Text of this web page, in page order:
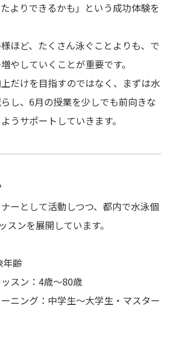
よりできるかも」という成功体験を
ほど、たくさん泳ぐことよりも、で
やしていくことが重要です。
だけを目指すのではなく、まずは水
し、6月の授業を少しでも前向きな
うサポートしていきます。
ーとして活動しつつ、都内で水泳個
スンを展開しています。
年齢
スン：4歳〜80歳
ニング：中学生〜大学生・マスター